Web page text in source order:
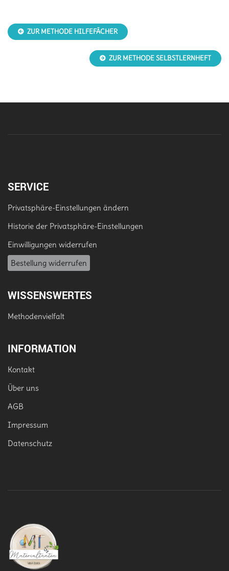
ZUR METHODE HILFEFÄCHER
ZUR METHODE SELBSTLERNHEFT
SERVICE
Privatsphäre-Einstellungen ändern
Historie der Privatsphäre-Einstellungen
Einwilligungen widerrufen
Bestellung widerrufen
WISSENSWERTES
Methodenvielfalt
INFORMATION
Kontakt
Über uns
AGB
Impressum
Datenschutz